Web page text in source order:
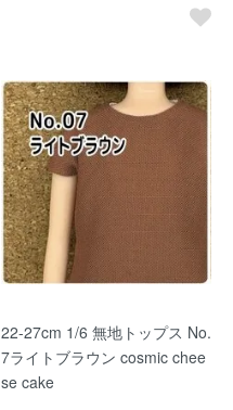
22-27cm 1/6 無地トップス No.
7ライトブラウン cosmic chee
se cake